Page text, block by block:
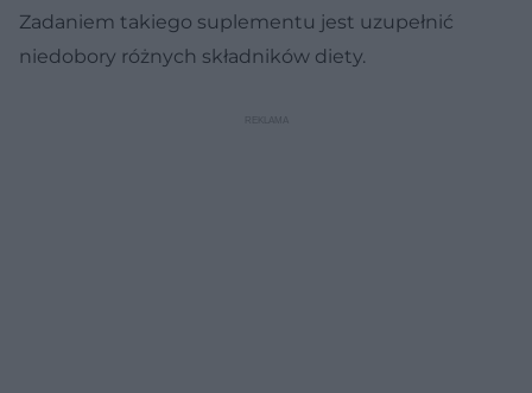
Zadaniem takiego suplementu jest uzupełnić
niedobory różnych składników diety.